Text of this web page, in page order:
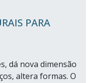
PARA
dá nova dimensão
altera formas. O